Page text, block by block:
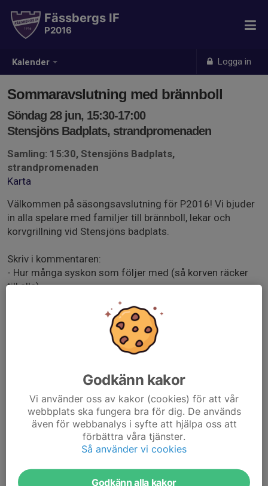
Kalender Logga in
Fässbergs IF
P2016
Sommaravslutning med brännboll
Söndag 28 jun, 15:30-17:00
Stensjöns Badplats, strandpromenaden
Samling: 15:30, Stensjöns Badplats,
strandpromenaden
Karta
Välkommen på säsongsavslutning för P2016! Vi bjuder
in alla spelare med familjer till brännboll, lekar och
korvgrillning vid Stensjöns badplats.
Skriv i kommentaren:
- Hur många syskon som följer med (så korven räcker
till alla).
- Eventuell allergi eller kostpreferenser.
Ta gärna med filt eller något annat att sitta på.
Om ni har brännbollsutrustning hemma får ni jättegärna
Hälsningar,
Jens (Lukas pappa) & Conrad (Benjamin N. pappa)
Aktivitetsgruppen
Godkänn kakor
Vi använder oss av kakor (cookies) för att vår
webbplats ska fungera bra för dig. De används
även för webbanalys i syfte att hjälpa oss att
förbättra våra tjänster.
Så använder vi cookies
Godkänn alla kakor